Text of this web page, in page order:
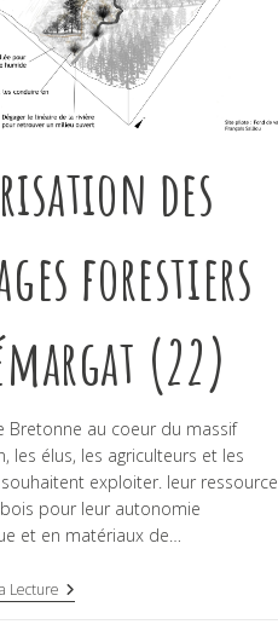
des
forestiers
(22)
Bretonne au coeur du massif
les élus, les agriculteurs et les
exploiter. leur ressource
pour leur autonomie
et en matériaux de…
Lecture